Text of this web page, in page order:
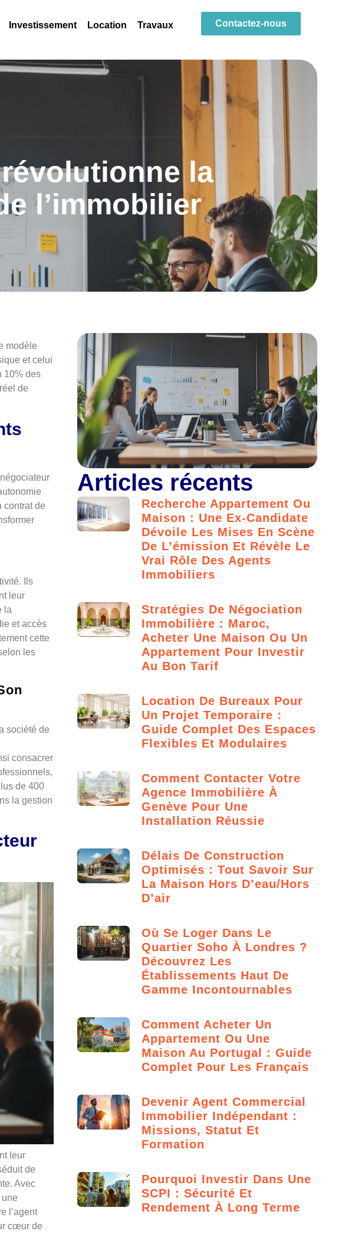
Investissement Location Travaux Contactez-nous
la
l’immobilier
modèle
et celui
10% des
de
contrat de
Ils
leur
la
et accès
cette
les
société de
consacrer
de 400
la gestion
leur
de
Avec
l’agent
cœur de
Articles récents
Recherche Appartement Ou
Maison : Une Ex-Candidate
Dévoile Les Mises En Scène
De L’émission Et Révèle Le
Vrai Rôle Des Agents
Immobiliers
Stratégies De Négociation
Immobilière : Maroc,
Acheter Une Maison Ou Un
Appartement Pour Investir
Au Bon Tarif
Location De Bureaux Pour
Un Projet Temporaire :
Guide Complet Des Espaces
Flexibles Et Modulaires
Comment Contacter Votre
Agence Immobilière À
Genève Pour Une
Installation Réussie
Délais De Construction
Optimisés : Tout Savoir Sur
La Maison Hors D’eau/hors
D’air
Où Se Loger Dans Le
Quartier Soho À Londres ?
Découvrez Les
Établissements Haut De
Gamme Incontournables
Comment Acheter Un
Appartement Ou Une
Maison Au Portugal : Guide
Complet Pour Les Français
Devenir Agent Commercial
Immobilier Indépendant :
Missions, Statut Et
Formation
Pourquoi Investir Dans Une
SCPI : Sécurité Et
Rendement À Long Terme